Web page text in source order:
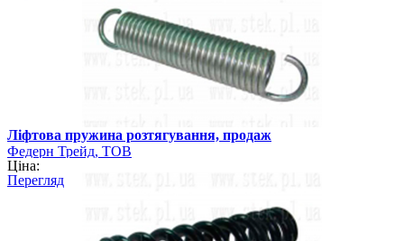
Ліфтова пружина розтягування, продаж
Федерн Трейд, ТОВ
Ціна:
Перегляд